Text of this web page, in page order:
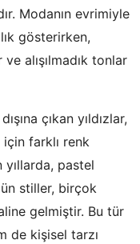
Modanın evrimiyle
gösterirken,
alışılmadık tonlar
çıkan yıldızlar,
farklı renk
yıllarda, pastel
stiller, birçok
gelmiştir. Bu tür
de kişisel tarzı